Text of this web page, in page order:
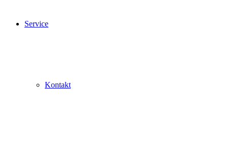
Service
Kontakt